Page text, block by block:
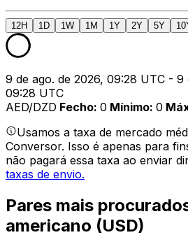
12H 1D 1W 1M 1Y 2Y 5Y
9 de ago. de 2026, 09:28 UTC - 9
09:28 UTC
AED/DZD Fecho: 0 Mínimo: 0
Usamos a taxa de mercado
Conversor. Isso é apenas para
não pagará essa taxa ao enviar
taxas de envio.
Pares mais
americano (USD)